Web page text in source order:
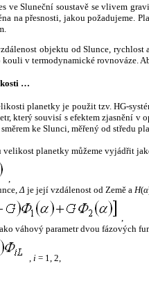
ve Sluneční soustavě se vlivem
na přesnosti, jakou požadujeme.
objektu od Slunce,
v termodynamické rovnováze.
…
planetky je použit tzv. HG-
který souvisí s efektem zjasnění v
ke Slunci, měřený od středu
velikost planetky můžeme vyjádřit
,
Δ je její vzdálenost od Země a H(α
,
váhový parametr dvou fázových
, i = 1, 2,